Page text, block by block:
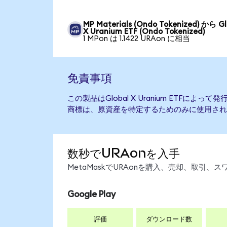
MP Materials (Ondo Tokenized) から
X Uranium ETF (Ondo Tokenized)
1 MPon は 1.1422 URAon に相当
免責事項
この製品はGlobal X Uranium ETFによって発
商標は、原資産を特定するためのみに使用さ
数秒でURAonを入手
MetaMaskでURAonを購入、売却、取引、ス
Google Play
評価 ダウンロード数